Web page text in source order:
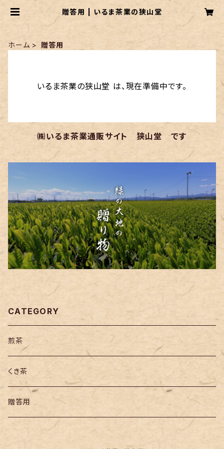
贈答用 | いるま茶業の狭山堂
ホーム 贈答用
いるま茶業の狭山堂 は、現在準備中です。
㈱いるま茶業通販サイト 狭山堂 です
CATEGORY
煎茶
くき茶
贈答用